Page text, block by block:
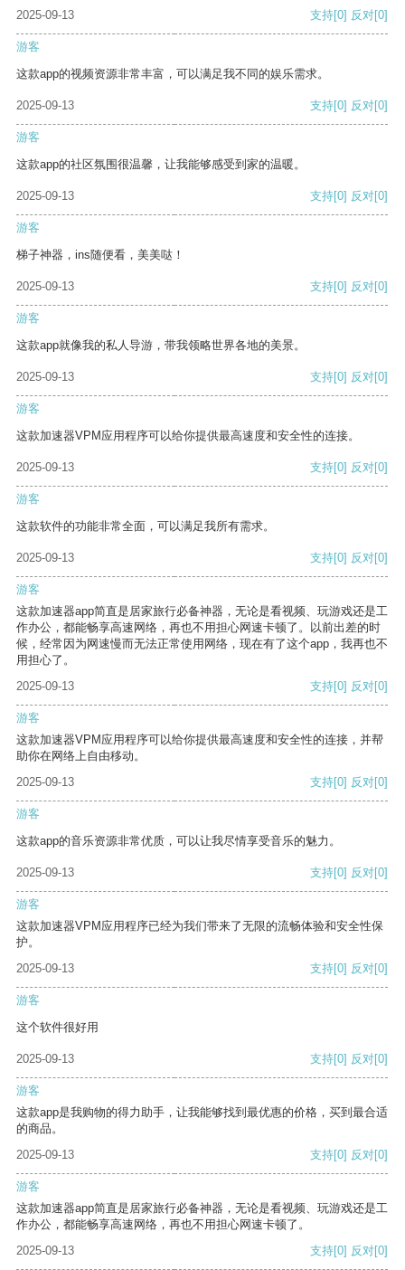
2025-09-13
支持[0] 反对[0]
游客
这款app的视频资源非常丰富，可以满足我不同的娱乐需求。
2025-09-13 支持[0] 反对[0]
游客
这款app的社区氛围很温馨，让我能够感受到家的温暖。
2025-09-13 支持[0] 反对[0]
游客
梯子神器，ins随便看，美美哒！
2025-09-13 支持[0] 反对[0]
游客
这款app就像我的私人导游，带我领略世界各地的美景。
2025-09-13 支持[0] 反对[0]
游客
这款加速器VPM应用程序可以给你提供最高速度和安全性的连接。
2025-09-13 支持[0] 反对[0]
游客
这款软件的功能非常全面，可以满足我所有需求。
2025-09-13 支持[0] 反对[0]
游客
这款加速器app简直是居家旅行必备神器，无论是看视频、玩游戏还是工
作办公，都能畅享高速网络，再也不用担心网速卡顿了。以前出差的时
候，经常因为网速慢而无法正常使用网络，现在有了这个app，我再也不
用担心了。
2025-09-13
支持[0] 反对[0]
游客
这款加速器VPM应用程序可以给你提供最高速度和安全性的连接，并帮
助你在网络上自由移动。
2025-09-13
支持[0] 反对[0]
游客
这款app的音乐资源非常优质，可以让我尽情享受音乐的魅力。
2025-09-13 支持[0] 反对[0]
游客
这款加速器VPM应用程序已经为我们带来了无限的流畅体验和安全性保
护。
2025-09-13
支持[0] 反对[0]
游客
这个软件很好用
2025-09-13 支持[0] 反对[0]
游客
这款app是我购物的得力助手，让我能够找到最优惠的价格，买到最合适
的商品。
2025-09-13
支持[0] 反对[0]
游客
这款加速器app简直是居家旅行必备神器，无论是看视频、玩游戏还是工
作办公，都能畅享高速网络，再也不用担心网速卡顿了。
2025-09-13
支持[0] 反对[0]